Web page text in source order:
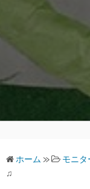
ホーム » モニタ
♫